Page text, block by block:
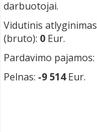
darbuotojai.
Vidutinis atlyginimas
(bruto): 0 Eur.
Pardavimo pajamos:
Pelnas: -9 514Eur.